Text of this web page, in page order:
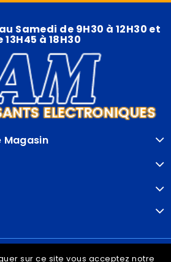
Samedi de 9H30 à 12H30 et
13H45 à 18H30
Magasin
© VDRAM - 2026
sur ce site vous acceptez notre